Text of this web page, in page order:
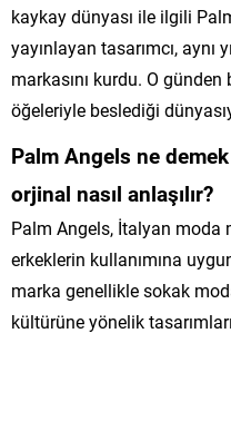
kaykay dünyası ile ilgili
yayınlayan tasarımcı, aynı
markasını kurdu. O
öğeleriyle beslediği
Palm Angels ne
orjinal nasıl anlaşılır?
Palm Angels, İtalyan moda
erkeklerin kullanımına
marka genellikle sokak
kültürüne yönelik